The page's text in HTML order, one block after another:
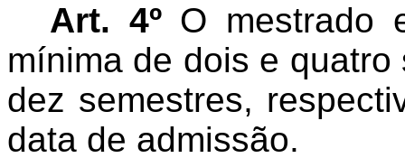
Art. 4ºO mestrado
mínima de dois e
dez semestres,
data de admissão.